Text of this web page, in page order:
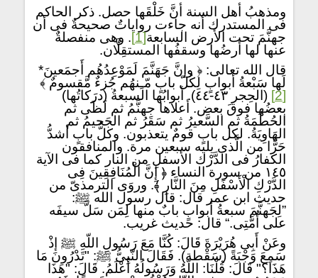
ومذهبُ أهل السنة أنَّ خَلْقَها حصل. ذكر الحاكم
فى المستدرك أنه جاءت رواياتٌ صحيحةٌ فى أن
جهنَّمَ تحت الأرض السابعة[1]
. وهى منفصلةٌ
عنها لها أرضُها وسقفُها المستقِلَّان.
قال الله تعالى: ﴿ وإنَّ جَهَنَّمَ لَمَوْعِدُهُم أَجمَعينَ*
لَها سَبْعةُ أبوابٍ لِكُلّ بابٍ مّـِنهُم جُزءٌ مَّقسومٌ ﴾
[2]
(الحِجر ٤٣-٤٤). أبوابُها السبعةُ (درَكاتُها)
بعضُها فوقَ بعض. أعلاها جهنَّمُ ثم لَظَى ثم
الحُطَمَةُ ثم السَّعيرُ ثم سَقَرُ ثم الجَحيمُ ثم
الهَاوِيَةُ. لكل بابٍ قومٌ يتعذبون. وكلُّ بابٍ أشدُّ
حَرًّا من الَّذى يليه سبعين مرة. والمنافقون
الكفارُ فى الدَّرْك الأسفلِ من النار كما فى الآية
١٤٥ من سورة النساء ﴿ إِنَّ الْمُنَافِقِينَ فِى
الدَّرْكِ الْأَسْفَلِ مِنَ النَّارِ ﴾. وروَى الترمذىّ من
حديث ابن عمر قال: قال رسول الله ﷺ:
”لِجَهنَّمَ سبعةُ أبوابٍ بابٌ منها لِمَن سَلَّ سيفَه
على أُمَّتِى.“ قال: حديث غريب.
وعَنْ أَبِى هُرَيْرَةَ قَالَ: كُنَّا مَعَ رَسُولِ اللّهِ ﷺ إذْ
سَمِعَ وَجْبَةً (سَقْطة). فَقَالَ النّبِىُّ ﷺ: "تَدْرُونَ مَا
هَذَا؟" قَالَ: قُلْنَا: اللّهُ وَرَسُولُهُ أَعْلَمُ. قَالَ: "هَذَا